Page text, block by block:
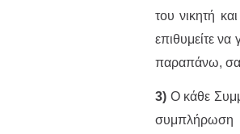
του νικητή
επιθυμείτε
παραπάνω,
3) Ο κάθε
συμπλήρωση